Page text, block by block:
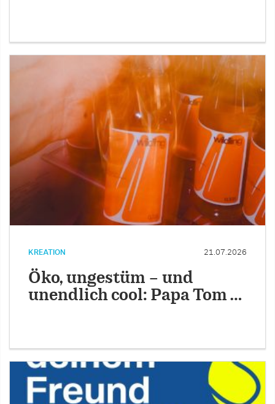
KREATION 21.07.2026
Öko, ungestüm – und
unendlich cool: Papa Tom …